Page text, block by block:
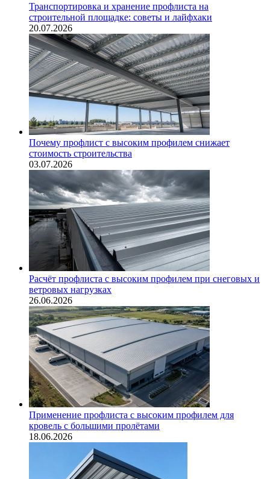
Транспортировка и хранение профлиста на
строительной площадке: советы и лайфхаки
20.07.2026
Почему профлист с высоким профилем снижает
стоимость строительства
03.07.2026
Расчёт профлиста с высоким профилем при снеговых и
ветровых нагрузках
26.06.2026
Применение профлиста с высоким профилем для
кровель с большими пролётами
18.06.2026